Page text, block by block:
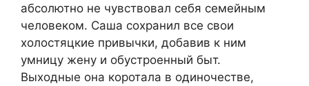
абсолютно не чувствовал себя семейным
человеком. Саша сохранил все свои
холостяцкие привычки, добавив к ним
умницу жену и обустроенный быт.
Выходные она коротала в одиночестве,